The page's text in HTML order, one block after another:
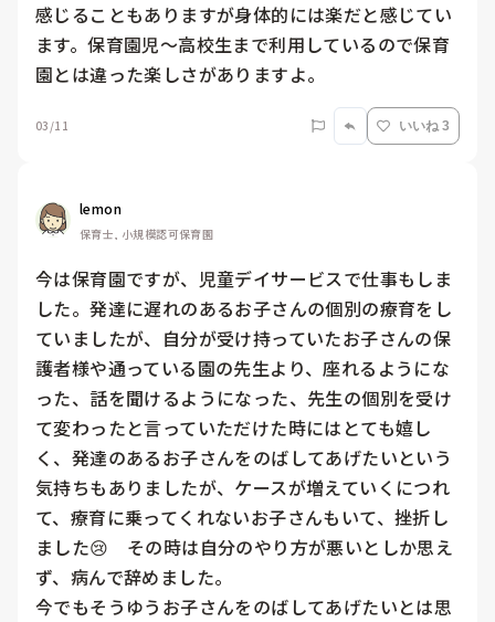
感じることもありますが身体的には楽だと感じてい
ます。保育園児〜高校生まで利用しているので保育
園とは違った楽しさがありますよ。
03/11 いいね 3
lemon
保育士, 小規模認可保育園
今は保育園ですが、児童デイサービスで仕事もしま
した。発達に遅れのあるお子さんの個別の療育をし
ていましたが、自分が受け持っていたお子さんの保
護者様や通っている園の先生より、座れるようにな
った、話を聞けるようになった、先生の個別を受け
て変わったと言っていただけた時にはとても嬉し
く、発達のあるお子さんをのばしてあげたいという
気持ちもありましたが、ケースが増えていくにつれ
て、療育に乗ってくれないお子さんもいて、挫折し
ました😢　その時は自分のやり方が悪いとしか思え
ず、病んで辞めました。
今でもそうゆうお子さんをのばしてあげたいとは思